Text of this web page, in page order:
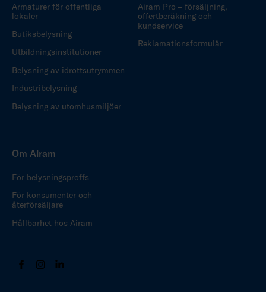
Armaturer för offentliga
lokaler
Butiksbelysning
Utbildningsinstitutioner
Belysning av idrottsutrymmen
Industribelysning
Belysning av utomhusmiljöer
Airam Pro – försäljning,
offertberäkning och
kundservice
Reklamationsformulär
Om Airam
För belysningsproffs
För konsumenter och
återförsäljare
Hållbarhet hos Airam